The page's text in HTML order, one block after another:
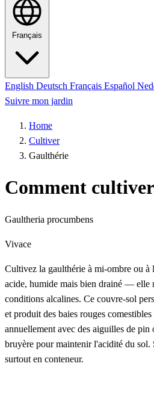
Français
English Deutsch Français Español
Suivre mon jardin
Home
Cultiver
Gaulthérie
Comment
Gaultheria procumbens
Vivace
Cultivez la gaulthérie à mi-ombre ou à
acide, humide mais bien drainé — elle
conditions alcalines. Ce couvre-sol
et produit des baies rouges
annuellement avec des aiguilles de pin
bruyère pour maintenir l'acidité du
surtout en conteneur.